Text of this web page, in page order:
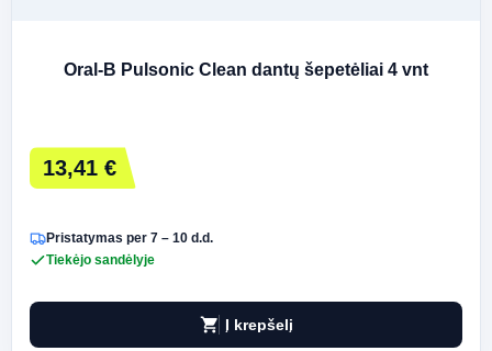
Oral-B Pulsonic Clean dantų šepetėliai 4 vnt
13,41 €
Pristatymas per 7 – 10 d.d.
Tiekėjo sandėlyje
shopping_cart Į krepšelį